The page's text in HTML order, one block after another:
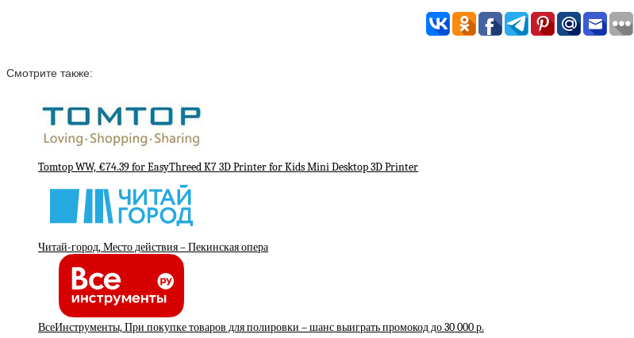
Смотрите также:
Tomtop WW, €74.39 for EasyThreed K7 3D Printer for Kids Mini Desktop 3D Printer
Читай-город, Место действия – Пекинская опера
ВсеИнструменты, При покупке товаров для полировки – шанс выиграть промокод до 30 000 р.